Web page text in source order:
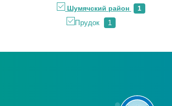
Шумячский район 1
Прудок 1